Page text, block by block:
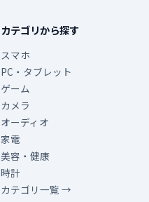
カテゴリから探す
スマホ
PC・タブレット
ゲーム
カメラ
オーディオ
家電
美容・健康
時計
カテゴリ一覧 →